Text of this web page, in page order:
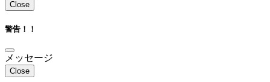
Close
警告！！
メッセージ
Close